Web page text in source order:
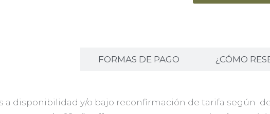
FORMAS DE PAGO ¿CÓMO
a disponibilidad y/o bajo reconfirmación de tarifa según